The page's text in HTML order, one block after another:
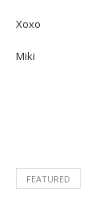
Xoxo
Miki
FEATURED